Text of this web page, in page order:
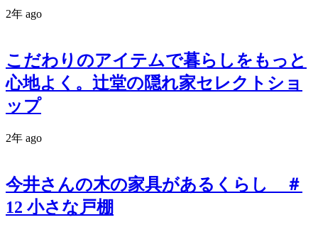
2年 ago
こだわりのアイテムで暮らしをもっと
心地よく。辻堂の隠れ家セレクトショ
ップ
2年 ago
今井さんの木の家具があるくらし ＃
12 小さな戸棚